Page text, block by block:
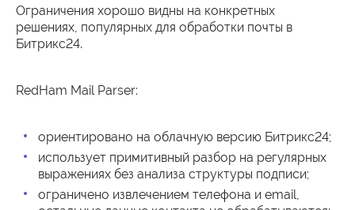
Ограничения хорошо видны на конкретных
решениях, популярных для обработки почты в
Битрикс24.
RedHam Mail Parser:
ориентировано на облачную версию Битрикс24;
использует примитивный разбор на регулярных
выражениях без анализа структуры подписи;
ограничено извлечением телефона и email,